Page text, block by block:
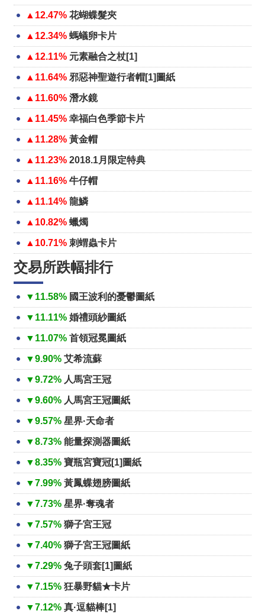
▲12.47% 花蝴蝶髮夾
▲12.34% 螞蟻卵卡片
▲12.11% 元素融合之杖[1]
▲11.64% 邪惡神聖遊行者帽[1]圖紙
▲11.60% 潛水鏡
▲11.45% 幸福白色季節卡片
▲11.28% 黃金帽
▲11.23% 2018.1月限定特典
▲11.16% 牛仔帽
▲11.14% 龍鱗
▲10.82% 蠟燭
▲10.71% 刺蝟蟲卡片
交易所跌幅排行
▼11.58% 國王波利的憂鬱圖紙
▼11.11% 婚禮頭紗圖紙
▼11.07% 首領冠冕圖紙
▼9.90% 艾希流蘇
▼9.72% 人馬宮王冠
▼9.60% 人馬宮王冠圖紙
▼9.57% 星界·天命者
▼8.73% 能量探測器圖紙
▼8.35% 寶瓶宮寶冠[1]圖紙
▼7.99% 黃鳳蝶翅膀圖紙
▼7.73% 星界·奪魂者
▼7.57% 獅子宮王冠
▼7.40% 獅子宮王冠圖紙
▼7.29% 兔子頭套[1]圖紙
▼7.15% 狂暴野貓★卡片
▼7.12% 真·逗貓棒[1]